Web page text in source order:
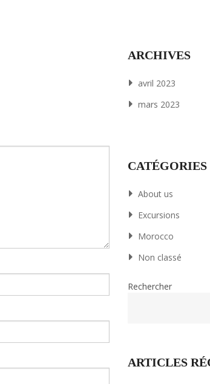
ARCHIVES
avril 2023
mars 2023
CATÉGORIES
About us
Excursions
Morocco
Non classé
Rechercher
ARTICLES